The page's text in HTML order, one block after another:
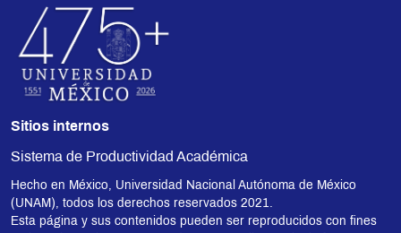
Sitios internos
Sistema de Productividad Académica
Hecho en México, Universidad Nacional Autónoma de México
(UNAM), todos los derechos reservados 2021.
Esta página y sus contenidos pueden ser reproducidos con fines